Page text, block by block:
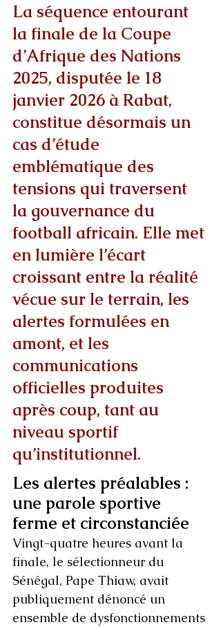
La séquence entourant
la finale de la Coupe
d’Afrique des Nations
2025, disputée le 18
janvier 2026 à Rabat,
constitue désormais un
cas d’étude
emblématique des
tensions qui traversent
la gouvernance du
football africain. Elle met
en lumière l’écart
croissant entre la réalité
vécue sur le terrain, les
alertes formulées en
amont, et les
communications
officielles produites
après coup, tant au
niveau sportif
qu’institutionnel.
Les alertes préalables :
une parole sportive
ferme et circonstanciée
Vingt-quatre heures avant la
finale, le sélectionneur du
Sénégal, Pape Thiaw, avait
publiquement dénoncé un
ensemble de dysfonctionnements